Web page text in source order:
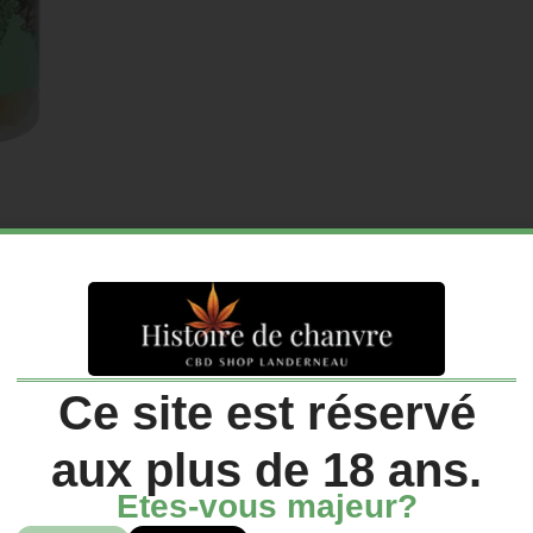
Avis
Ce site est réservé
aux plus de 18 ans.
Etes-vous majeur?